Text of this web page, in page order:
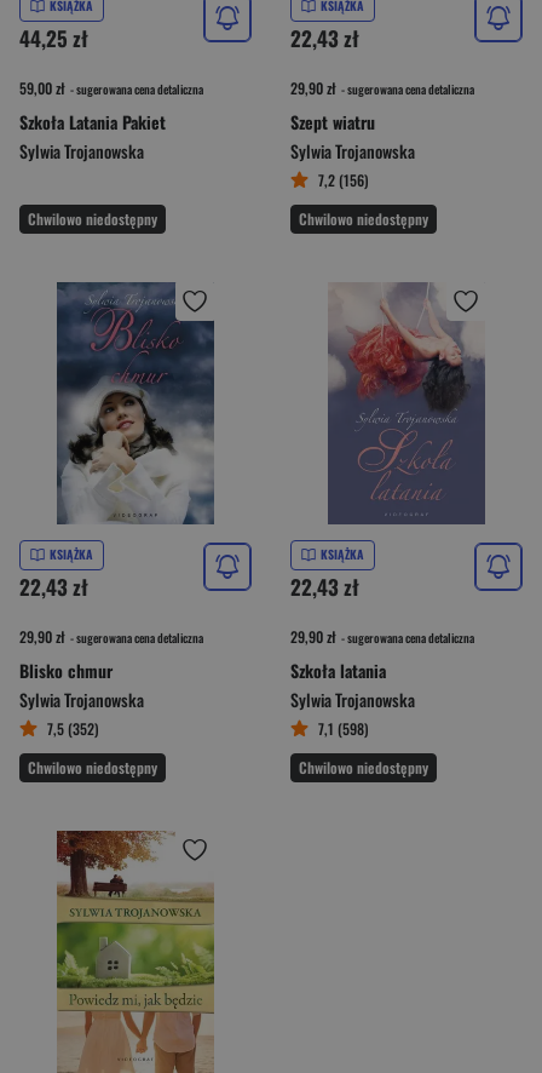
KSIĄŻKA
44,25 zł
59,00 zł - sugerowana cena detaliczna
Szkoła Latania Pakiet
Sylwia Trojanowska
Chwilowo niedostępny
KSIĄŻKA
22,43 zł
29,90 zł - sugerowana cena detaliczna
Szept wiatru
Sylwia Trojanowska
7,2 (156)
Chwilowo niedostępny
KSIĄŻKA
22,43 zł
29,90 zł - sugerowana cena detaliczna
Blisko chmur
Sylwia Trojanowska
7,5 (352)
Chwilowo niedostępny
KSIĄŻKA
22,43 zł
29,90 zł - sugerowana cena detaliczna
Szkoła latania
Sylwia Trojanowska
7,1 (598)
Chwilowo niedostępny